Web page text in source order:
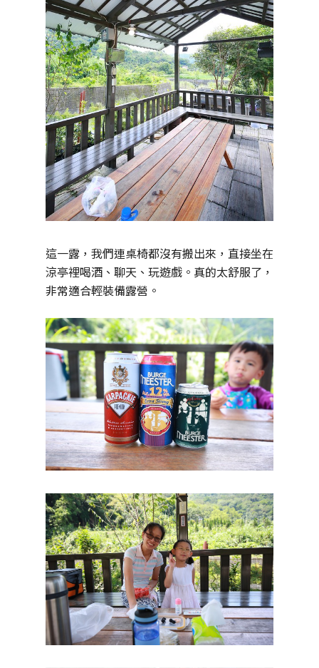
這一露，我們連桌椅都沒有搬出來，直接坐在
涼亭裡喝酒、聊天、玩遊戲。真的太舒服了，
非常適合輕裝備露營。